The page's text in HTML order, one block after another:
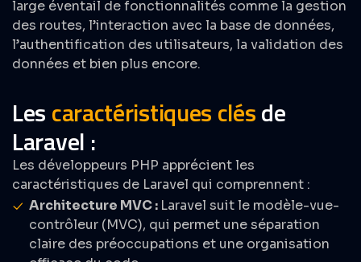
large éventail de fonctionnalités comme la gestion
des routes, l’interaction avec la base de données,
l’authentification des utilisateurs, la validation des
données et bien plus encore.
Lescaractéristiques clésde
Laravel :
Les développeurs PHP apprécient les
caractéristiques de Laravel qui comprennent :
Architecture MVC : Laravel suit le modèle-vue-
contrôleur (MVC), qui permet une séparation
claire des préoccupations et une organisation